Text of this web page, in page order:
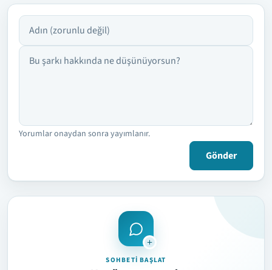
Adın
Yorumun
Yorumlar onaydan sonra yayımlanır.
Gönder
SOHBETI BAŞLAT